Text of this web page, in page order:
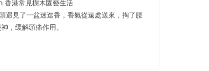
港常見樹木園藝生活
遇見了一盆迷迭香，香氣從遠處送來，掏了腰
，缓解頭痛作用。